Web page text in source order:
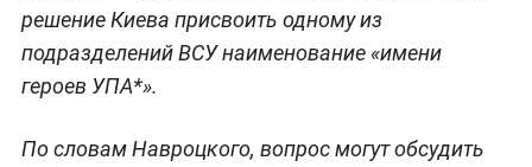
решение Киева присвоить одному из
подразделений ВСУ наименование «имени
героев УПА*».
По словам Навроцкого, вопрос могут обсудить